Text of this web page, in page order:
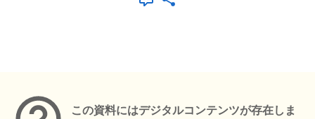
この資料にはデジタルコンテンツが存在しま